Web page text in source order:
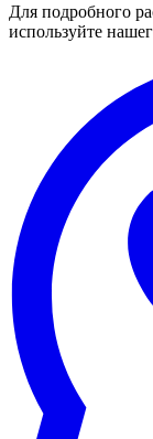
Для подробного
используйте